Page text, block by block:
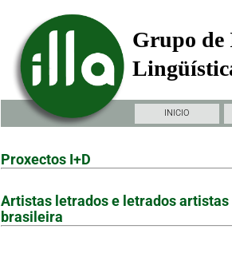
Grupo de
INICIO
Proxectos I+D
Artistas letrados e letrados
brasileira